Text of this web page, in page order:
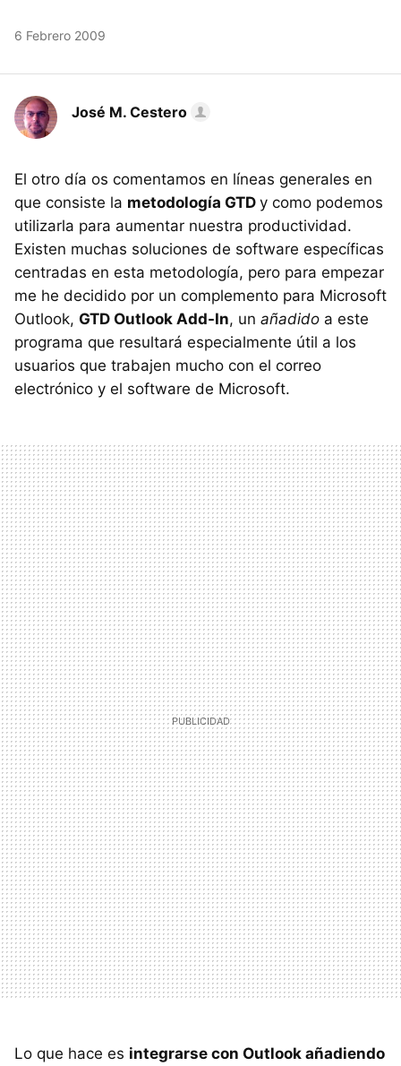
6 Febrero 2009
José M. Cestero
El otro día os comentamos en líneas generales en
que consiste la metodología GTD y como podemos
utilizarla para aumentar nuestra productividad.
Existen muchas soluciones de software específicas
centradas en esta metodología, pero para empezar
me he decidido por un complemento para Microsoft
Outlook, GTD Outlook Add-In, un añadido a este
programa que resultará especialmente útil a los
usuarios que trabajen mucho con el correo
electrónico y el software de Microsoft.
Lo que hace es integrarse con Outlook añadiendo